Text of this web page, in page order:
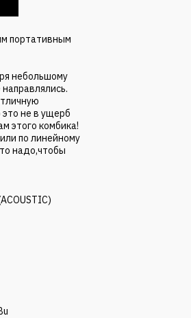
портативным
небольшому
это не в ущерб
этого комбика!
по линейному
надо,чтобы